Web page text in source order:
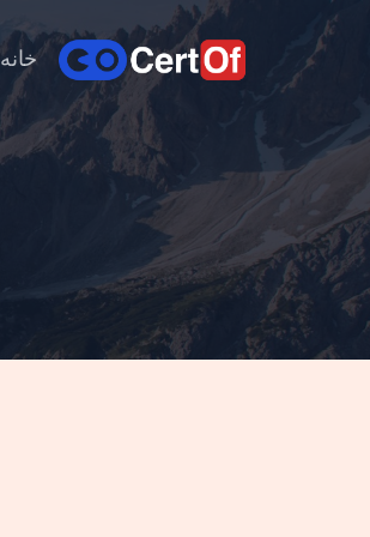
خانه